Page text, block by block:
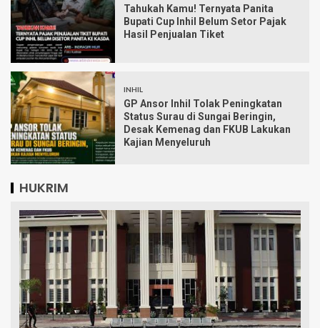
Tahukah Kamu! Ternyata Panita
Bupati Cup Inhil Belum Setor Pajak
Hasil Penjualan Tiket
INHIL
GP Ansor Inhil Tolak Peningkatan
Status Surau di Sungai Beringin,
Desak Kemenag dan FKUB Lakukan
Kajian Menyeluruh
HUKRIM